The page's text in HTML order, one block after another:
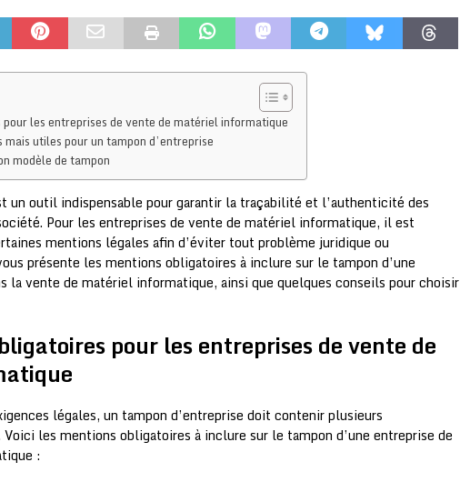
les entreprises de vente de matériel informatique
utiles pour un tampon d’entreprise
modèle de tampon
un outil indispensable pour garantir la traçabilité et l’authenticité des
Pour les entreprises de vente de matériel informatique, il est
mentions légales afin d’éviter tout problème juridique ou
présente les mentions obligatoires à inclure sur le tampon d’une
la vente de matériel informatique, ainsi que quelques conseils pour choisir
pour les entreprises de vente de
légales, un tampon d’entreprise doit contenir plusieurs
les mentions obligatoires à inclure sur le tampon d’une entreprise de
: